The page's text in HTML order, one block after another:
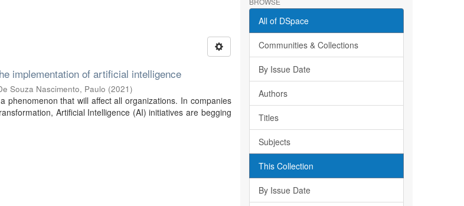
implementation of artificial intelligence
Souza Nascimento, Paulo (2021)
phenomenon that will affect all organizations. In companies
Artificial Intelligence (AI) initiatives are begging
All of DSpace
Communities & Collections
By Issue Date
Authors
Titles
Subjects
This Collection
By Issue Date